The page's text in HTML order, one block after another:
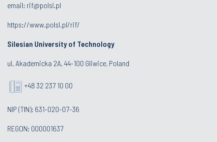
email: rif@polsl.pl
https://www.polsl.pl/rif/
Silesian University of Technology
ul. Akademicka 2A, 44-100 Gliwice, Poland
+48 32 237 10 00
NIP (TIN): 631-020-07-36
REGON: 000001637